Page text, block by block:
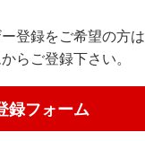
登録をご希望の方は
らご登録下さい。
録フォーム